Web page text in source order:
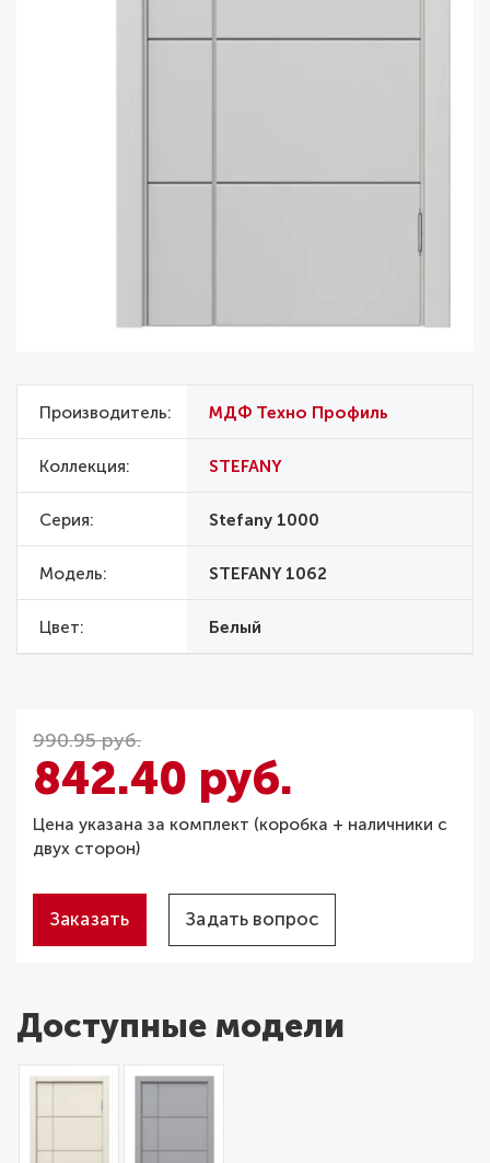
Производитель МДФ Техно Профиль
Коллекция STEFANY
Серия Stefany 1000
Модель STEFANY 1062
Цвет Белый
990.95 руб.
842.40 руб.
Цена указана за комплект (коробка + наличники с
двух сторон)
Заказать Задать вопрос
Доступные модели